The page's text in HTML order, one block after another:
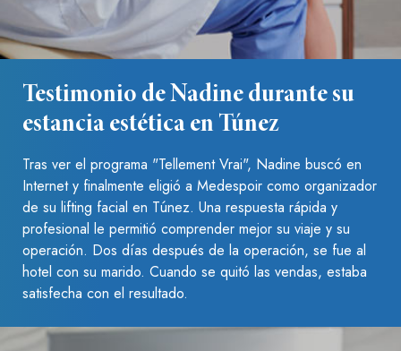
Testimonio de Nadine durante su
estancia estética en Túnez
Tras ver el programa "Tellement Vrai", Nadine buscó en
Internet y finalmente eligió a Medespoir como organizador
de su lifting facial en Túnez. Una respuesta rápida y
profesional le permitió comprender mejor su viaje y su
operación. Dos días después de la operación, se fue al
hotel con su marido. Cuando se quitó las vendas, estaba
satisfecha con el resultado.